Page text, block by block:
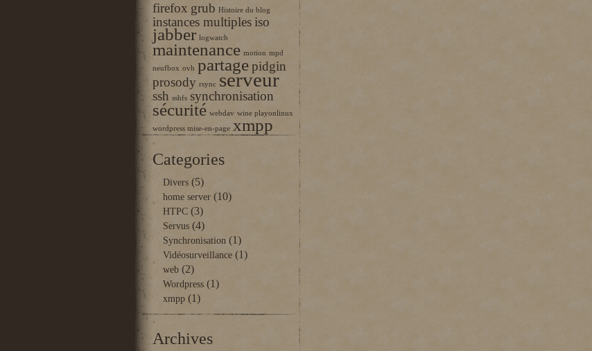
firefox grub Histoire du blog
instances multiples iso
jabber logwatch
maintenance motion mpd
neufbox ovh partage pidgin
prosody rsync serveur
ssh sshfs synchronisation
sécurité webdav wine playonlinux
wordpress mise-en-page xmpp
Categories
Divers(5)
home server(10)
HTPC(3)
Servus(4)
Synchronisation (1)
Vidéosurveillance(1)
web(2)
Wordpress(1)
xmpp(1)
Archives